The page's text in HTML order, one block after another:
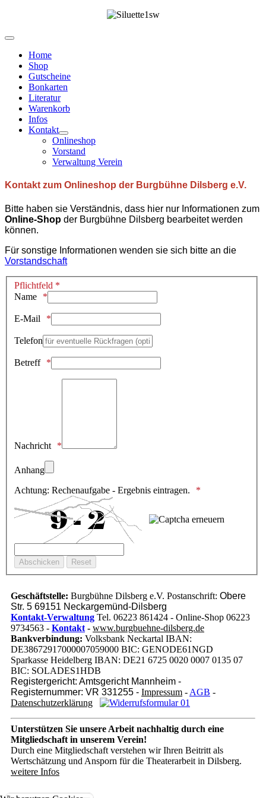
Home
Shop
Gutscheine
Bonkarten
Literatur
Warenkorb
Infos
Kontakt
Onlineshop
Vorstand
Verwaltung Verein
Kontakt zum Onlineshop der Burgbühne Dilsberg e.V.
Bitte haben sie Verständnis, dass hier nur Informationen zum
Online-Shop der Burgbühne Dilsberg bearbeitet werden
können.
Für sonstige Informationen wenden sie sich bitte an die
Vorstandschaft
Pflichtfeld *
Name
E-Mail
Telefon
Betreff
Nachricht
Anhang
Achtung: Rechenaufgabe - Ergebnis eintragen.
Geschäftstelle: Burgbühne Dilsberg e.V. Postanschrift: Obere
Str. 5 69151 Neckargemünd-Dilsberg
Kontakt-Verwaltung Tel. 06223 861424 - Online-Shop 06223
9734563 - Kontakt - www.burgbuehne-dilsberg.de
Bankverbindung: Volksbank Neckartal IBAN:
DE38672917000007059000 BIC: GENODE61NGD
Sparkasse Heidelberg IBAN: DE21 6725 0020 0007 0135 07
BIC: SOLADES1HDB
Registergericht: Amtsgericht Mannheim -
Registernummer: VR 331255 - Impressum - AGB -
Datenschutzerklärung
Unterstützen Sie unsere Arbeit nachhaltig durch eine
Mitgliedschaft in unserem Verein!
Durch eine Mitgliedschaft verstehen wir Ihren Beitritt als
Wertschätzung und Ansporn für die Theaterarbeit in Dilsberg.
weitere Infos